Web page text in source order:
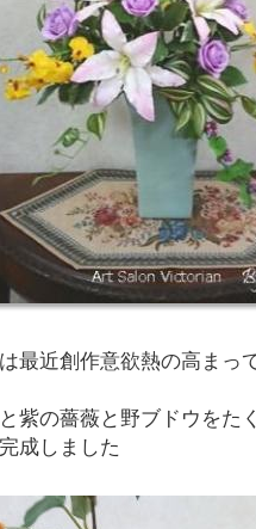
最近創作意欲熱の高まっ
紫の薔薇と野ブドウをた
成しました